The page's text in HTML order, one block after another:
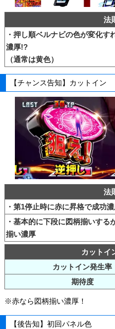
法
・押し順ベルナビの色が変化
濃厚!?
（通常は黄色）
【チャンス告知】カットイン
法
・第1停止時に赤に昇格で成功
・基本的に下段に図柄揃いす
揃い濃厚
カットイ
カットイン発生率
期待度
※赤なら図柄揃い濃厚！
【後告知】初回パネル色